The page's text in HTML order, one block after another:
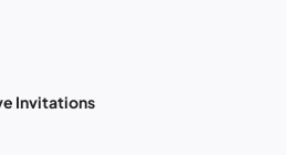
Invitations